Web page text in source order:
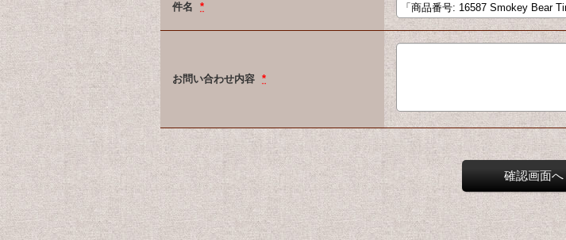
件名 *
お問い合わせ内容 *